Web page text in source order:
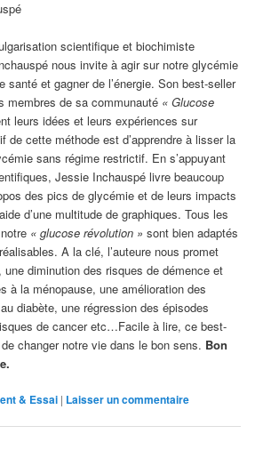
scientifique et biochimiste
nous invite à agir sur notre glycémie
santé et gagner de l’énergie. Son best-seller
membres de sa communauté « Glucose
leurs idées et leurs expériences sur
de cette méthode est d’apprendre à lisser la
sans régime restrictif. En s’appuyant
Jessie Inchauspé livre beaucoup
des pics de glycémie et de leurs impacts
d’une multitude de graphiques. Tous les
« glucose révolution » sont bien adaptés
A la clé, l’auteure nous promet
une diminution des risques de démence et
à la ménopause, une amélioration des
diabète, une régression des épisodes
de cancer etc…Facile à lire, ce best-
changer notre vie dans le bon sens. Bon
& Essai | Laisser un commentaire